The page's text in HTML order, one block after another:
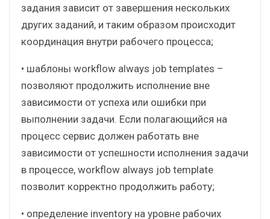
задания зависит от завершения нескольких
других заданий, и таким образом происходит
координация внутри рабочего процесса;
• шаблоны workflow always job templates –
позволяют продолжить исполнение вне
зависимости от успеха или ошибки при
выполнении задачи. Если полагающийся на
процесс сервис должен работать вне
зависимости от успешности исполнения задачи
в процессе, workflow always job template
позволит корректно продолжить работу;
• определение inventory на уровне рабочих